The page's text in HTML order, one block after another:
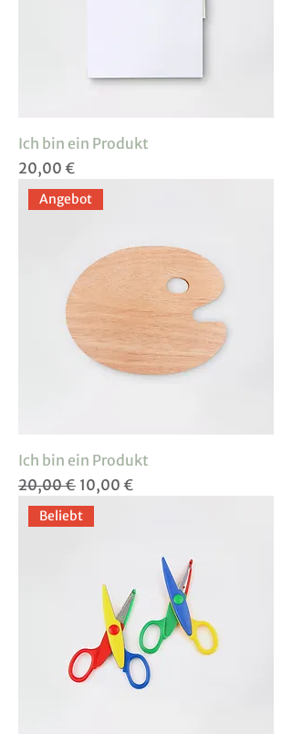
Ich bin ein Produkt
Preis
20,00 €
Angebot
Ich bin ein Produkt
Standardpreis
20,00 € Sale-Preis
10,00 €
Beliebt